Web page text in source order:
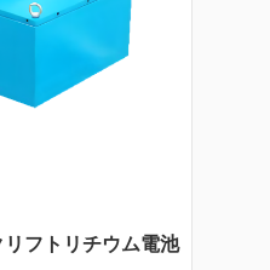
フトリチウム電池